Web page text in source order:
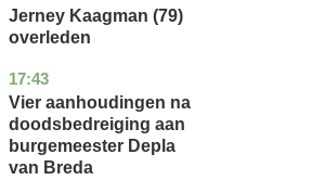
Jerney Kaagman (79)
overleden
17:43
noord-
brabant
nieuws
Vier aanhoudingen na
doodsbedreiging aan
burgemeester Depla
van Breda